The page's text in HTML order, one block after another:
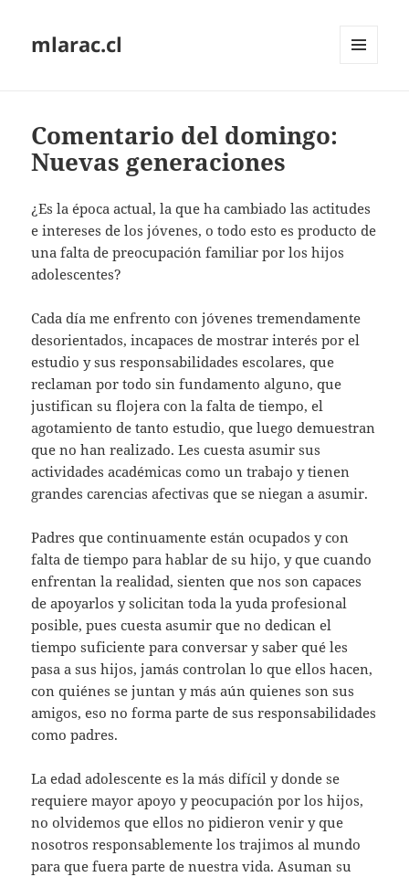
mlarac.cl
Comentario del domingo:
Nuevas generaciones
¿Es la época actual, la que ha cambiado las actitudes
e intereses de los jóvenes, o todo esto es producto de
una falta de preocupación familiar por los hijos
adolescentes?
Cada día me enfrento con jóvenes tremendamente
desorientados, incapaces de mostrar interés por el
estudio y sus responsabilidades escolares, que
reclaman por todo sin fundamento alguno, que
justifican su flojera con la falta de tiempo, el
agotamiento de tanto estudio, que luego demuestran
que no han realizado. Les cuesta asumir sus
actividades académicas como un trabajo y tienen
grandes carencias afectivas que se niegan a asumir.
Padres que continuamente están ocupados y con
falta de tiempo para hablar de su hijo, y que cuando
enfrentan la realidad, sienten que nos son capaces
de apoyarlos y solicitan toda la yuda profesional
posible, pues cuesta asumir que no dedican el
tiempo suficiente para conversar y saber qué les
pasa a sus hijos, jamás controlan lo que ellos hacen,
con quiénes se juntan y más aún quienes son sus
amigos, eso no forma parte de sus responsabilidades
como padres.
La edad adolescente es la más difícil y donde se
requiere mayor apoyo y peocupación por los hijos,
no olvidemos que ellos no pidieron venir y que
nosotros responsablemente los trajimos al mundo
para que fuera parte de nuestra vida. Asuman su